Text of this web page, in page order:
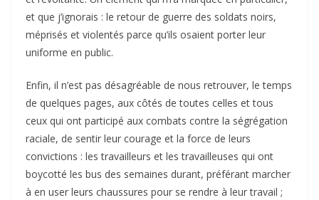
et que j’ignorais : le retour de guerre des soldats noirs,
méprisés et violentés parce qu’ils osaient porter leur
uniforme en public.
Enfin, il n’est pas désagréable de nous retrouver, le temps
de quelques pages, aux côtés de toutes celles et tous
ceux qui ont participé aux combats contre la ségrégation
raciale, de sentir leur courage et la force de leurs
convictions : les travailleurs et les travailleuses qui ont
boycotté les bus des semaines durant, préférant marcher
à en user leurs chaussures pour se rendre à leur travail ;